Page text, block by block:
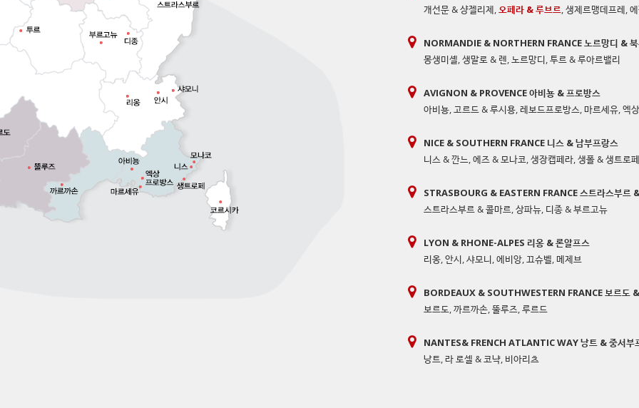
개선문 & 샹젤리제,오페라 & 루브르,생제르맹데프레,
NORMANDIE & NORTHERN FRANCE 노르망디 &
몽생미셸,생말로 & 렌,노르망디,투르 & 루아르밸리
AVIGNON & PROVENCE 아비뇽 & 프로방스
아비뇽,고르드 & 루시용,레보드프로방스,마르세유,엑
NICE & SOUTHERN FRANCE 니스 & 남부프랑스
니스 & 깐느,에즈 & 모나코,생장캡페라,생폴 & 생트로
STRASBOURG & EASTERN FRANCE 스트라스부르
스트라스부르 & 콜마르,상파뉴, 디종 & 부르고뉴
LYON & RHONE-ALPES 리옹 & 론알프스
리옹,안시,샤모니,에비앙,끄슈벨, 메제브
BORDEAUX & SOUTHWESTERN FRANCE 보르도
보르도,까르까손,뚤루즈,루르드
NANTES& FRENCH ATLANTIC WAY 낭트 & 중서부
낭트,라 로셀 & 코냑, 비아리츠